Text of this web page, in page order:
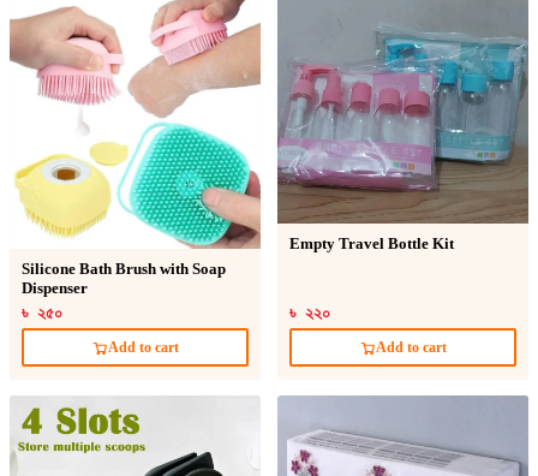
Silicone Bath Brush with Soap
Dispenser
৳ ২৫০
Add to cart
Empty Travel Bottle Kit
৳ ২২০
Add to cart